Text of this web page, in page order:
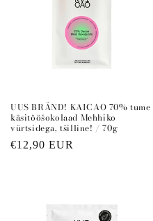
UUS BRÄND! KAICAO 70% tume
käsitööšokolaad Mehhiko
vürtsidega, tšilline! / 70g
Regular
€12,90 EUR